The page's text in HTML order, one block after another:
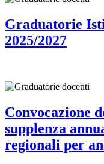
Graduatorie
2025/2027
Convocazione
supplenza
regionali per